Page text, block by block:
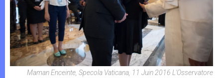
Maman Enceinte, Specola Vaticana, 11 Juin 2016 L'Osservatore